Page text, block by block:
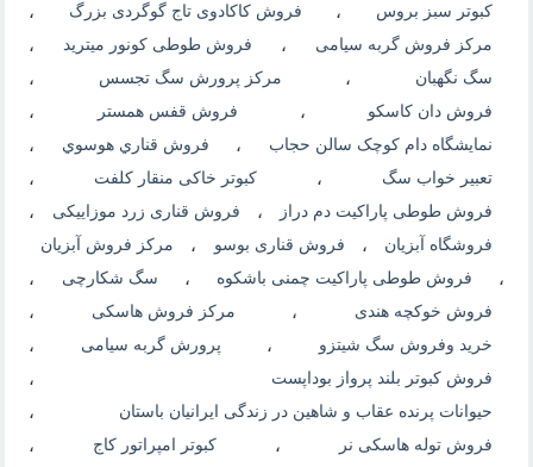
کبوتر سبز بروس ، فروش کاکادوی تاج گوگردی بزرگ ،
مرکز فروش گربه سیامی ، فروش طوطی کونور میترید ،
سگ نگهبان ، مرکز پرورش سگ تجسس ،
فروش دان کاسکو ، فروش قفس همستر ،
نمایشگاه دام کوچک سالن حجاب ، فروش قناري هوسوي ،
تعبیر خواب سگ ، کبوتر خاکی منقار کلفت ،
فروش طوطی پاراکیت دم دراز ، فروش قناری زرد موزاییکی ،
فروشگاه آبزیان ، فروش قناری بوسو ، مرکز فروش آبزیان
، فروش طوطی پاراکیت چمنی باشکوه ، سگ شکارچی ،
فروش خوکچه هندی ، مرکز فروش هاسکی ،
خرید وفروش سگ شیتزو ، پرورش گربه سیامی ،
فروش کبوتر بلند پرواز بوداپست ،
حیوانات پرنده عقاب و شاهین در زندگی ایرانیان باستان ،
فروش توله هاسکی نر ، کبوتر امپراتور کاج ،